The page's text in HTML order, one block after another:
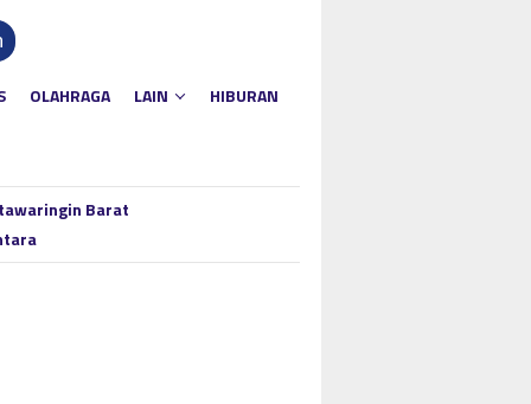
OLAHRAGA LAIN HIBURAN
Barat